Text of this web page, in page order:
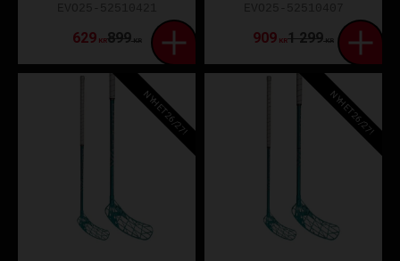
629KR899KR 909 KR1 299KR
NYHET 26/27! NYHET 26/27!